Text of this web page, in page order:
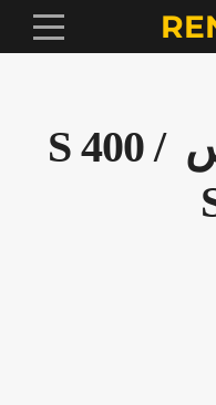
تاجير مرسيدس S 400 /